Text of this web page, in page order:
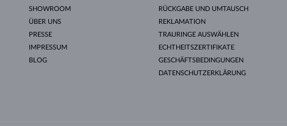
SHOWROOM
ÜBER UNS
PRESSE
IMPRESSUM
BLOG
RÜCKGABE UND UMTAUSCH
REKLAMATION
TRAURINGE AUSWÄHLEN
ECHTHEITSZERTIFIKATE
GESCHÄFTSBEDINGUNGEN
DATENSCHUTZERKLÄRUNG